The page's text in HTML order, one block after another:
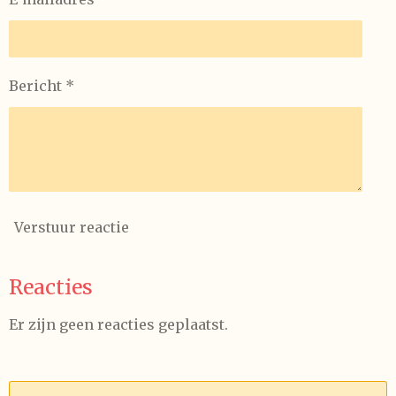
Bericht *
Verstuur reactie
Reacties
Er zijn geen reacties geplaatst.